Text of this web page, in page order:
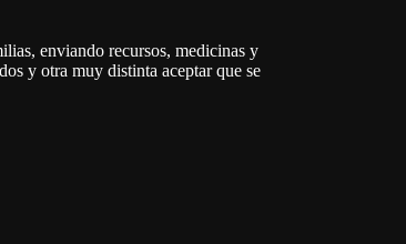
enviando recursos, medicinas y
y otra muy distinta aceptar que se